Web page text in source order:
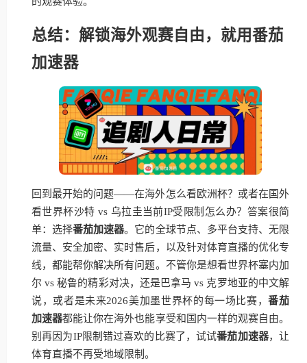
总结：解锁海外观赛自由，就用番茄
加速器
回到最开始的问题——在海外怎么看欧洲杯？或者在国外
看世界杯沙特 vs 乌拉圭当前IP受限制怎么办？答案很简
单：选择番茄加速器。它的全球节点、多平台支持、无限
流量、安全加密、实时售后，以及针对体育直播的优化专
线，都能帮你解决所有问题。不管你是想看世界杯塞内加
尔 vs 秘鲁的精彩对决，还是巴拿马 vs 克罗地亚的中文解
说，或者是未来2026美加墨世界杯的每一场比赛，番茄
加速器都能让你在海外也能享受和国内一样的观赛自由。
别再因为IP限制错过喜欢的比赛了，试试番茄加速器，让
体育直播不再受地域限制。